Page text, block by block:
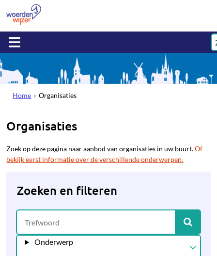
Home Organisaties
Organisaties
Zoek op deze pagina naar aanbod van organisaties in uw buurt.Of
bekijk eerst informatie over de verschillende onderwerpen.
Zoeken en filteren
Onderwerp